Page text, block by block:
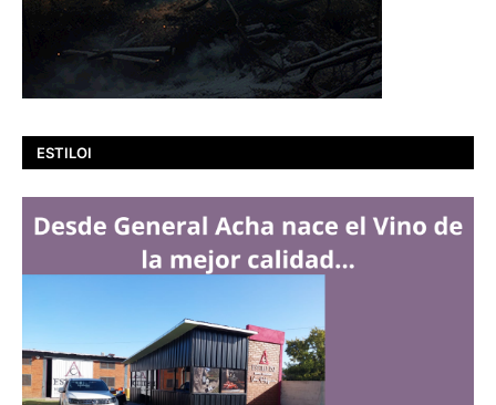
ESTILOI